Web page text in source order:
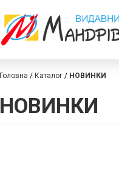
Головна Каталог НОВИНКИ
НОВИНКИ